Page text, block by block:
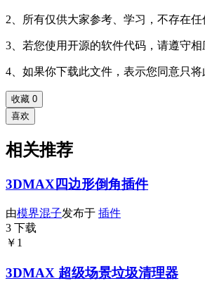
2、所有仅供大家参考、学习，不存在任
3、若您使用开源的软件代码，请遵守
4、如果你下载此文件，表示您同意只
收藏 0
喜欢
相关推荐
3DMAX四边形倒角插件
由模界混子发布于 插件
3 下载
￥1
3DMAX 超级场景垃圾清理器